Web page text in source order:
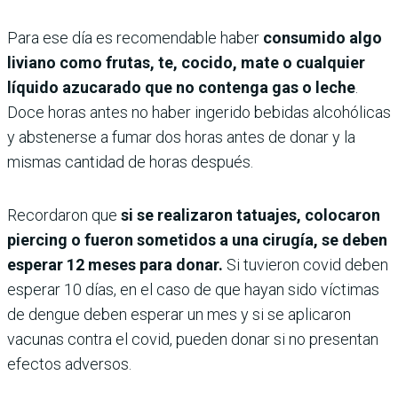
Para ese día es recomendable haber consumido algo
liviano como frutas, te, cocido, mate o cualquier
líquido azucarado que no contenga gas o leche
Doce horas antes no haber ingerido bebidas alcohólicas
y abstenerse a fumar dos horas antes de donar y la
mismas cantidad de horas después.
Recordaron que si se realizaron tatuajes, colocaron
piercing o fueron sometidos a una cirugía, se deben
esperar 12 meses para donar. Si tuvieron covid deben
esperar 10 días, en el caso de que hayan sido víctimas
de dengue deben esperar un mes y si se aplicaron
vacunas contra el covid, pueden donar si no presentan
efectos adversos.